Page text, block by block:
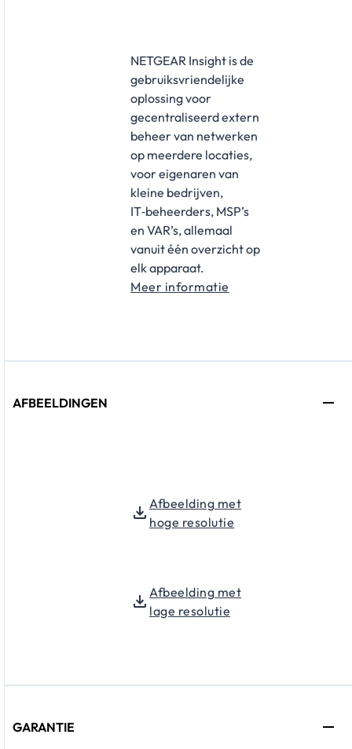
NETGEAR Insight is de
gebruiksvriendelijke
oplossing voor
gecentraliseerd extern
beheer van netwerken
op meerdere locaties,
voor eigenaren van
kleine bedrijven,
IT‑beheerders, MSP’s
en VAR’s, allemaal
vanuit één overzicht op
elk apparaat.
Meer informatie
AFBEELDINGEN
Afbeelding met
hoge resolutie
Afbeelding met
lage resolutie
GARANTIE